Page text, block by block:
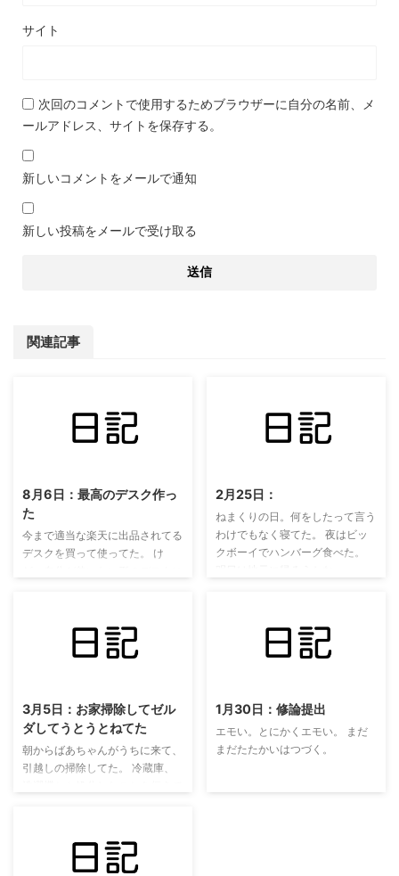
サイト
次回のコメントで使用するためブラウザーに自分の名前、メ
ールアドレス、サイトを保存する。
新しいコメントをメールで通知
新しい投稿をメールで受け取る
関連記事
8月6日：最高のデスク作っ
た
今まで適当な楽天に出品されてる
デスクを買って使ってた。 け
昇降のデスク脚を買った。
https://twitter.com/ykakey/statu
s/893793008193126401 ほんと
かった。
https://twitter.com/ykakey/statu
s/893793069388005376 IKEA
のワークトップと呼ばれる ...
2月25日：
ねまくりの日。何をしたって言う
わけでもなく寝てた。 夜はビッ
クボーイでハンバーグ食べた。
3月5日：お家掃除してゼル
ダしてうとうとねてた
朝からばあちゃんがうちに来て、
引越しの掃除してた。 冷蔵庫、
https://twitter.com/ykakey/statu
1月30日：修論提出
エモい。とにかくエモい。 まだ
まだたたかいはつづく。